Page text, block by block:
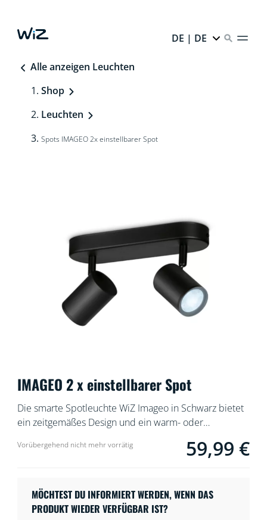
DE | DE
Alle anzeigen Leuchten
Shop
Leuchten
Spots IMAGEO 2x einstellbarer Spot
IMAGEO 2 x einstellbarer Spot
Die smarte Spotleuchte WiZ Imageo in Schwarz bietet
ein zeitgemäßes Design und ein warm- oder
Spots, mit denen Du Deinen Raum auf intelligente
per Stimme gesteuert werden.
Vorübergehend nicht mehr vorrätig 59,99 €
MÖCHTEST DU INFORMIERT WERDEN, WENN DAS
PRODUKT WIEDER VERFÜGBAR IST?